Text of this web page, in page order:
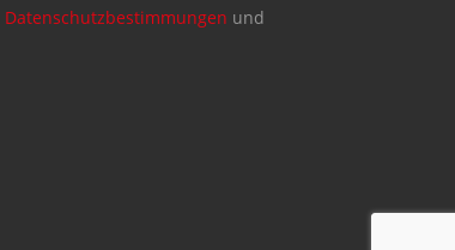
Datenschutzbestimmungen und